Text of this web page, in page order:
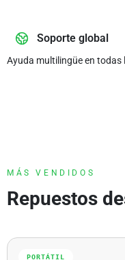
Soporte global
Ayuda multilingüe en todas
MÁS VENDIDOS
Repuestos
PORTÁTIL